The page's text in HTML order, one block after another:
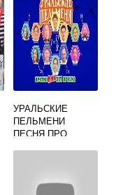
УРАЛЬСКИЕ
ПЕЛЬМЕНИ
ПЕСНЯ ПРО